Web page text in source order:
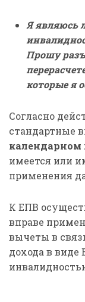
Я являюсь
Прошу
которые я
Согласно
стандартные
календарном
имеется или
применения
К ЕПВ
вправе
вычеты в
дохода в